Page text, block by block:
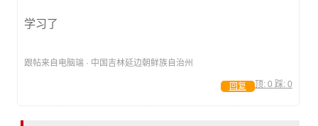
学习了
跟帖来自电脑端 · 中国吉林延边朝鲜族自治州
顶: 0 踩: 0
回复